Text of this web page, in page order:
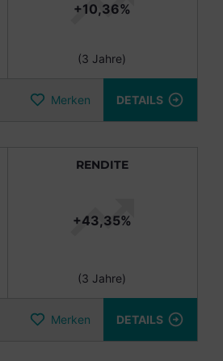
+10,36%
(3 Jahre)
Merken DETAILS
RENDITE
+43,35%
(3 Jahre)
Merken DETAILS